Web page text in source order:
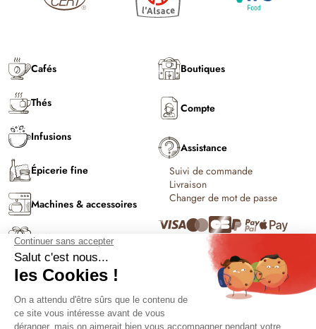
Cafés
Thés
Infusions
Épicerie fine
Machines & accessoires
Coffrets & cadeaux
C'est l'été !
Boutiques
Compte
Assistance
Suivi de commande
Livraison
Changer de mot de passe